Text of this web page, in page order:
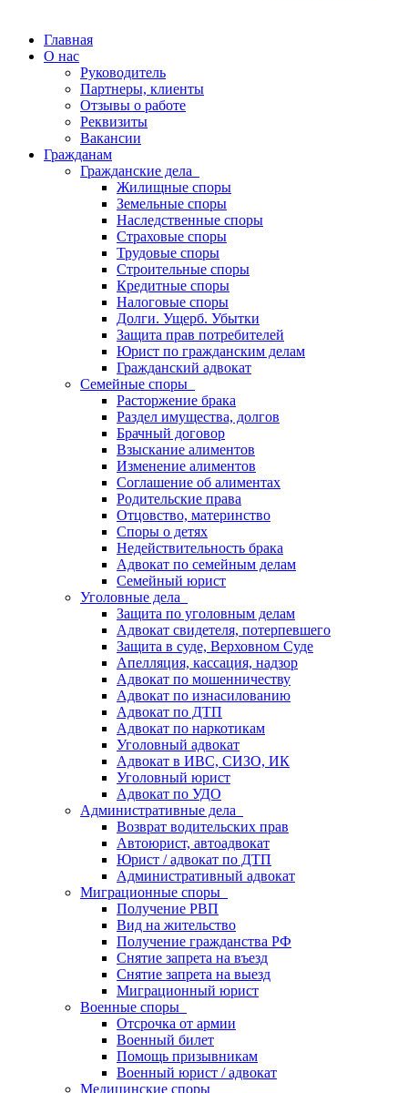
Главная
О нас
Руководитель
Партнеры, клиенты
Отзывы о работе
Реквизиты
Вакансии
Гражданам
Гражданские дела
Жилищные споры
Земельные споры
Наследственные споры
Страховые споры
Трудовые споры
Строительные споры
Кредитные споры
Налоговые споры
Долги. Ущерб. Убытки
Защита прав потребителей
Юрист по гражданским делам
Гражданский адвокат
Семейные споры
Расторжение брака
Раздел имущества, долгов
Брачный договор
Взыскание алиментов
Изменение алиментов
Соглашение об алиментах
Родительские права
Отцовство, материнство
Споры о детях
Недействительность брака
Адвокат по семейным делам
Семейный юрист
Уголовные дела
Защита по уголовным делам
Адвокат свидетеля, потерпевшего
Защита в суде, Верховном Суде
Апелляция, кассация, надзор
Адвокат по мошенничеству
Адвокат по изнасилованию
Адвокат по ДТП
Адвокат по наркотикам
Уголовный адвокат
Адвокат в ИВС, СИЗО, ИК
Уголовный юрист
Адвокат по УДО
Административные дела
Возврат водительских прав
Автоюрист, автоадвокат
Юрист / адвокат по ДТП
Административный адвокат
Миграционные споры
Получение РВП
Вид на жительство
Получение гражданства РФ
Снятие запрета на въезд
Снятие запрета на выезд
Миграционный юрист
Военные споры
Отсрочка от армии
Военный билет
Помощь призывникам
Военный юрист / адвокат
Медицинские споры